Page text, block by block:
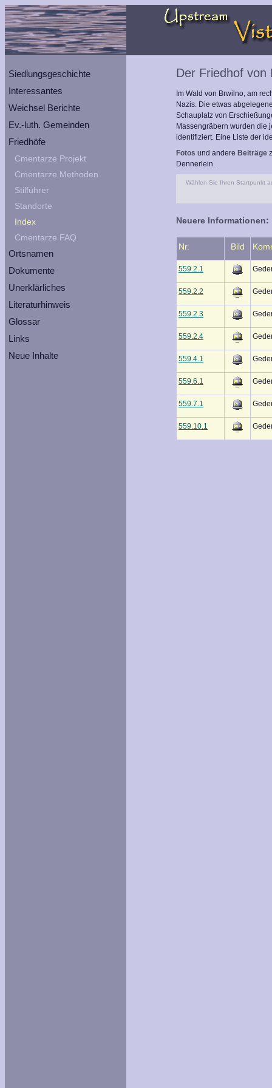
Siedlungsgeschichte
Interessantes
Weichsel Berichte
Ev.-luth. Gemeinden
Friedhöfe
Cmentarze Projekt
Cmentarze Methoden
Stilführer
Standorte
Index
Cmentarze FAQ
Ortsnamen
Dokumente
Unerklärliches
Literaturhinweis
Glossar
Links
Neue Inhalte
Der Friedhof von
Im Wald von Brwilno, am
Nazis. Die etwas
Schauplatz von
Massengräbern wurden die
identifiziert. Eine Liste der
Fotos und andere Beiträge
Dennerlein.
Wählen Sie Ihren Startpunkt
Neuere Informationen:
Nr. Bild
559.2.1
559.2.2
559.2.3
559.2.4
559.4.1
559.6.1
559.7.1
559.10.1